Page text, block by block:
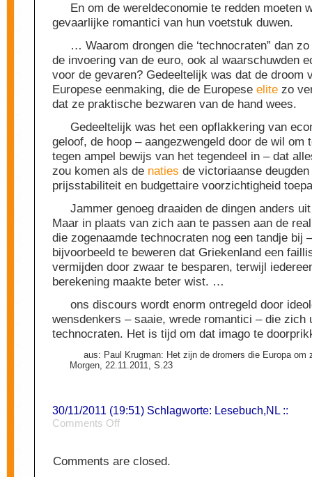
En om de wereldeconomie te redden moeten
gevaarlijke romantici van hun voetstuk duwen.
… Waarom drongen die ‘technocraten” dan
de invoering van de euro, ook al waarschuwden
voor de gevaren? Gedeeltelijk was dat de droom
Europese eenmaking, die de Europese elite zo
dat ze praktische bezwaren van de hand wees.
Gedeeltelijk was het een opflakkering van
geloof, de hoop – aangezwengeld door de wil om
tegen ampel bewijs van het tegendeel in – dat
zou komen als de naties de victoriaanse
prijsstabiliteit en budgettaire voorzichtigheid
Jammer genoeg draaiden de dingen anders
Maar in plaats van zich aan te passen aan de
die zogenaamde technocraten nog een tandje bij
bijvoorbeeld te beweren dat Griekenland een
vermijden door zwaar te besparen, terwijl
berekening maakte beter wist. …
ons discours wordt enorm ontregeld door
wensdenkers – saaie, wrede romantici – die zich
technocraten. Het is tijd om dat imago te
aus: Paul Krugman: Het zijn de dromers die Europa om
Morgen, 22.11.2011, S.23
30/11/2011 (19:51) Schlagworte: Lesebuch,NL ::
Comments Offon
Comments are closed.